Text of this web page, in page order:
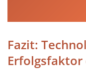
Fazit:
Erfolgsfaktor